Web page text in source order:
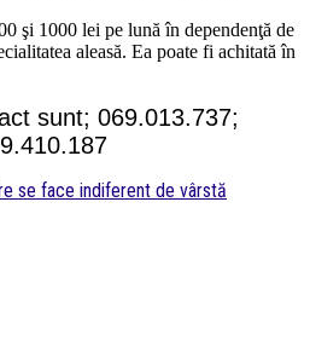
şi 1000 lei pe lună în dependenţă de
aleasă. Ea poate fi achitată în
sunt; 069.013.737;
se face indiferent de vârstă